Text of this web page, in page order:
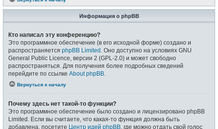
Информация о phpBB
Кто написал эту конференцию?
Это программное обеспечение (в его исходной форме) создано и
распространяется phpBB Limited . Оно доступно на условиях GNU
General Public Licence, версии 2 (GPL-2.0) и может свободно
распространяться. Для получения более подробных сведений
перейдите по ссылке About phpBB
Вернуться к началу
Почему здесь нет такой-то функции?
Это программное обеспечение было создано и лицензировано phpBB
Limited. Если вы считаете, что какая-то функция должна быть
добавлена, посетите Центр идей phpBB , где можно отдать свой голос